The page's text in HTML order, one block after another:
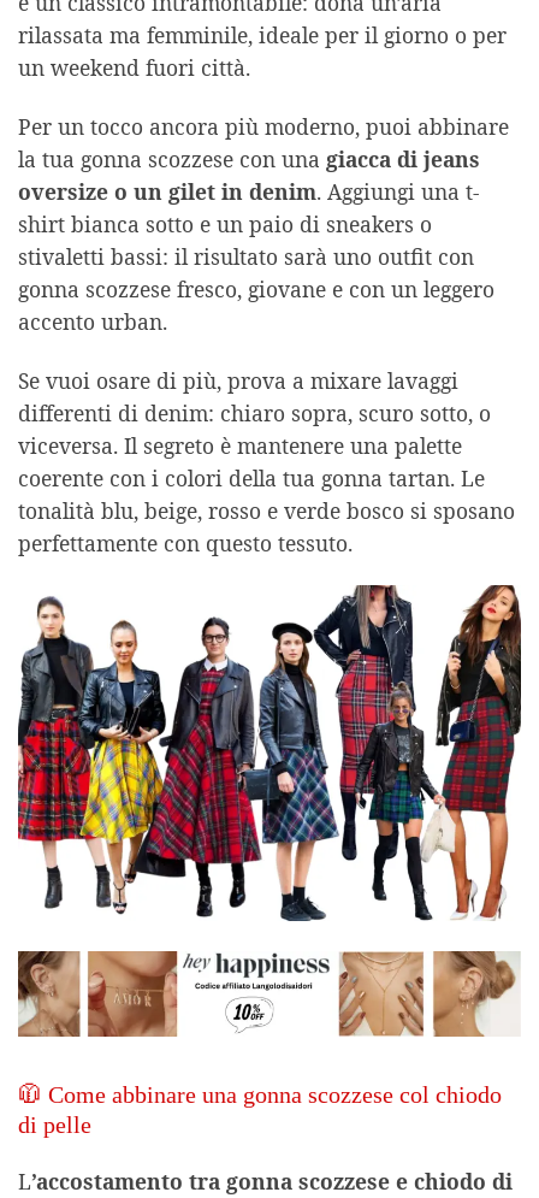
rilassata ma femminile, ideale per il giorno o per
un weekend fuori città.
Per un tocco ancora più moderno, puoi abbinare
la tua gonna scozzese con una giacca di jeans
oversize o un gilet in denim. Aggiungi una t-
shirt bianca sotto e un paio di sneakers o
stivaletti bassi: il risultato sarà uno outfit con
gonna scozzese fresco, giovane e con un leggero
accento urban.
Se vuoi osare di più, prova a mixare lavaggi
differenti di denim: chiaro sopra, scuro sotto, o
viceversa. Il segreto è mantenere una palette
coerente con i colori della tua gonna tartan. Le
tonalità blu, beige, rosso e verde bosco si sposano
perfettamente con questo tessuto.
🧥 Come abbinare una gonna scozzese col chiodo
di pelle
L’accostamento tra gonna scozzese e chiodo di